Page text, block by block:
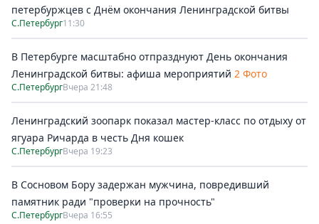
петербуржцев с Днём окончания Ленинградской битвы
С.Петербург11:30
В Петербурге масштабно отпразднуют День окончания
Ленинградской битвы: афиша мероприятий 2 Фото
С.ПетербургВчера 21:48
Ленинградский зоопарк показал мастер-класс по отдыху от
ягуара Ричарда в честь Дня кошек
С.ПетербургВчера 19:23
В Сосновом Бору задержан мужчина, повредивший
памятник ради "проверки на прочность"
С.ПетербургВчера 16:55